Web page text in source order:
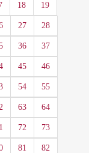
18 19
27 28
36 37
45 46
54 55
63 64
72 73
81 82